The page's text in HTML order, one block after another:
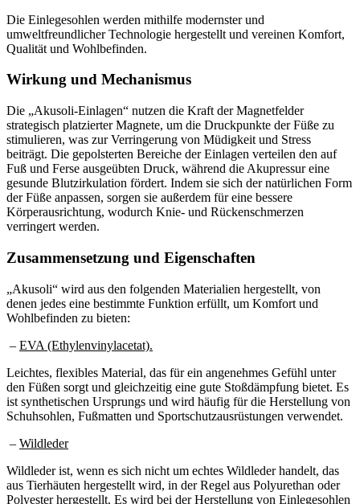
Die Einlegesohlen werden mithilfe modernster und
umweltfreundlicher Technologie hergestellt und vereinen Komfort,
Qualität und Wohlbefinden.
Wirkung und Mechanismus
Die „Akusoli-Einlagen“ nutzen die Kraft der Magnetfelder
strategisch platzierter Magnete, um die Druckpunkte der Füße zu
stimulieren, was zur Verringerung von Müdigkeit und Stress
beiträgt. Die gepolsterten Bereiche der Einlagen verteilen den auf
Fuß und Ferse ausgeübten Druck, während die Akupressur eine
gesunde Blutzirkulation fördert. Indem sie sich der natürlichen Form
der Füße anpassen, sorgen sie außerdem für eine bessere
Körperausrichtung, wodurch Knie- und Rückenschmerzen
verringert werden.
Zusammensetzung und Eigenschaften
„Akusoli“ wird aus den folgenden Materialien hergestellt, von
denen jedes eine bestimmte Funktion erfüllt, um Komfort und
Wohlbefinden zu bieten:
– EVA (Ethylenvinylacetat).
Leichtes, flexibles Material, das für ein angenehmes Gefühl unter
den Füßen sorgt und gleichzeitig eine gute Stoßdämpfung bietet. Es
ist synthetischen Ursprungs und wird häufig für die Herstellung von
Schuhsohlen, Fußmatten und Sportschutzausrüstungen verwendet.
– Wildleder
Wildleder ist, wenn es sich nicht um echtes Wildleder handelt, das
aus Tierhäuten hergestellt wird, in der Regel aus Polyurethan oder
Polyester hergestellt. Es wird bei der Herstellung von Einlegesohlen